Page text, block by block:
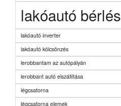
lakóautó bérlés
lakóautó inverter
lakóautó kölcsönzés
lerobbantam az autópályán
lerobbant autó elszállítása
légcsatorna
légcsatorna elemek